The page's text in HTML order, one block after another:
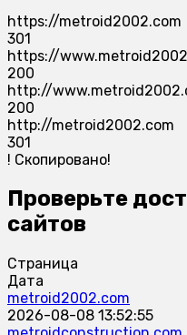
https://metroid2002.com
301
https://
200
http://
200
http://metroid2002.com
301
! Скопировано!
Проверьте
сайтов
Страница
Дата
metroid2002.com
2026-08-08 13:52:55